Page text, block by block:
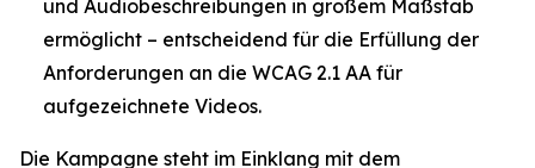
und Audiobeschreibungen in großem Maßstab
ermöglicht – entscheidend für die Erfüllung der
Anforderungen an die WCAG 2.1 AA für
aufgezeichnete Videos.
Die Kampagne steht im Einklang mit dem